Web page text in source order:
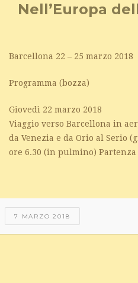
Nell’Europa
Barcellona 22 – 25 marzo 2018
Programma (bozza)
Giovedì 22 marzo 2018
Viaggio verso Barcellona in
da Venezia e da Orio al Serio
ore 6.30 (in pulmino)
7 MARZO 2018